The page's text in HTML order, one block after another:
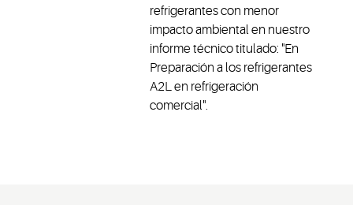
refrigerantes con menor
impacto ambiental en nuestro
informe técnico titulado: "En
Preparación a los refrigerantes
A2L en refrigeración
comercial".